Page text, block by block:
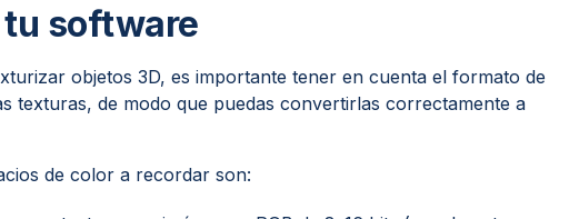
tu software
objetos 3D, es importante tener en cuenta el formato de
texturas, de modo que puedas convertirlas correctamente a
de color a recordar son: